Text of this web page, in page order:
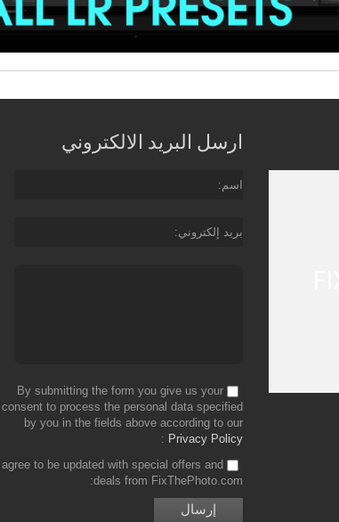
ارسل البريد الالكتروني
اسم
بريد إلكتروني
By submitting the form you give us your
consent to process the personal data specified
by you in the fields above according to our
Privacy Policy
I agree to be updated with special offers and
deals from FixThePhoto.com